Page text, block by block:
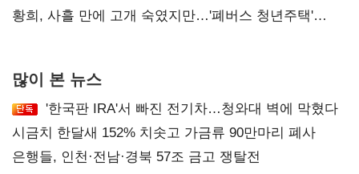
달리해야"
황희, 사흘 만에 고개 숙였지만…'폐버스 청년주택'
많이 본 뉴스
'한국판 IRA'서 빠진 전기차…청와대 벽에 막혔다
시금치 한달새 152% 치솟고 가금류 90만마리 폐사
은행들, 인천·전남·경북 57조 금고 쟁탈전